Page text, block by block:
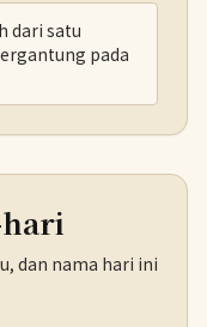
dari satu
pada
hari
dan nama hari ini